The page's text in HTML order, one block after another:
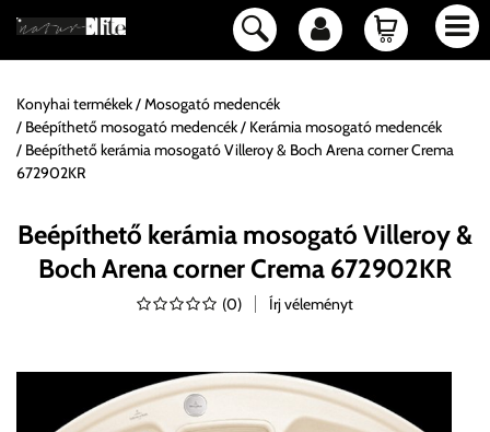
Konyhai termékek
Mosogató medencék
Beépíthető mosogató medencék
Kerámia mosogató medencék
Beépíthető kerámia mosogató Villeroy & Boch Arena corner Crema
672902KR
Beépíthető kerámia mosogató Villeroy &
Boch Arena corner Crema 672902KR
(0) Írj véleményt